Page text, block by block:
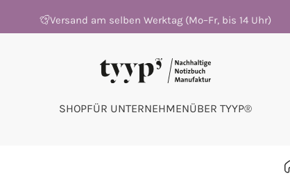
Versand am selben Werktag (Mo–Fr, bis 14 Uhr)
tyyp
tyyp
SHOPFÜR UNTERNEHMENÜBER TYYP®